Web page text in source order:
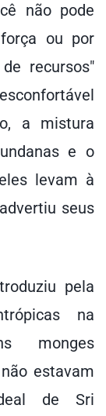
não pode
ou por
recursos"
a mistura
e o
levam à
seus
pela
na
monges
estavam
de Sri